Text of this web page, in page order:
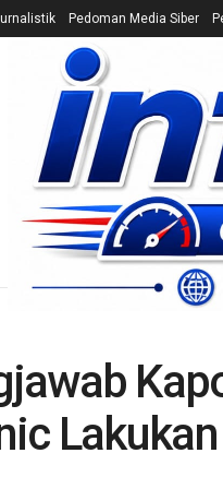
Pedoman Media Siber
HOME NEWS